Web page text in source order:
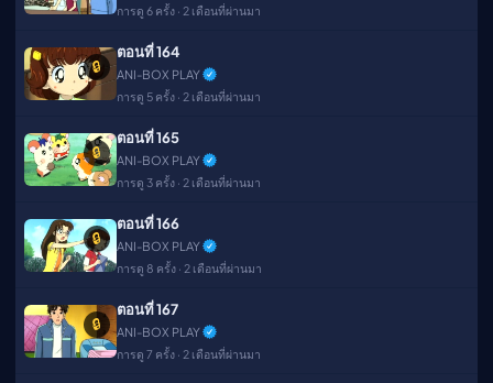
การดู 6 ครั้ง · 2 เดือนที่ผ่านมา
🔒
ตอนที่ 164
ANI-BOX PLAY
การดู 5 ครั้ง · 2 เดือนที่ผ่านมา
🔒
ตอนที่ 165
ANI-BOX PLAY
การดู 3 ครั้ง · 2 เดือนที่ผ่านมา
🔒
ตอนที่ 166
ANI-BOX PLAY
การดู 8 ครั้ง · 2 เดือนที่ผ่านมา
🔒
ตอนที่ 167
ANI-BOX PLAY
การดู 7 ครั้ง · 2 เดือนที่ผ่านมา